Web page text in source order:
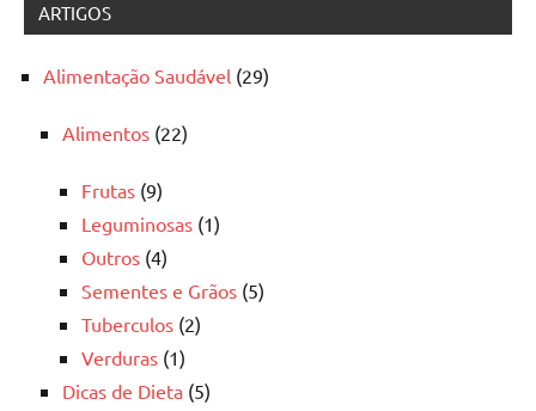
ARTIGOS
Alimentação Saudável (29)
Alimentos (22)
Frutas (9)
Leguminosas (1)
Outros (4)
Sementes e Grãos (5)
Tuberculos (2)
Verduras (1)
Dicas de Dieta (5)